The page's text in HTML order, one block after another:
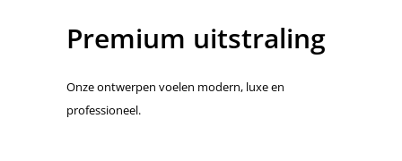
Premium uitstraling
Onze ontwerpen voelen modern, luxe en
professioneel.